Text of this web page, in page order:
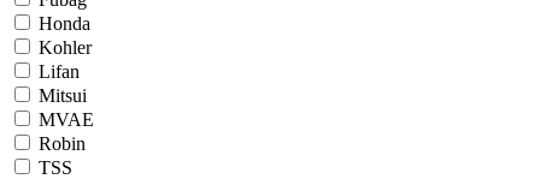
Honda
Kohler
Lifan
Mitsui
MVAE
Robin
TSS